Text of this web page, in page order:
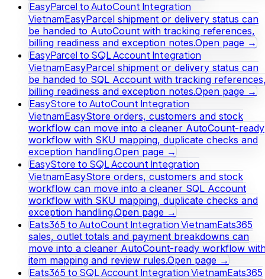
EasyParcel to AutoCount Integration
VietnamEasyParcel shipment or delivery status can
be handed to AutoCount with tracking references,
billing readiness and exception notes.Open page →
EasyParcel to SQL Account Integration
VietnamEasyParcel shipment or delivery status can
be handed to SQL Account with tracking
billing readiness and exception notes.Open page →
EasyStore to AutoCount Integration
VietnamEasyStore orders, customers and stock
workflow can move into a cleaner AutoCount-ready
workflow with SKU mapping, duplicate checks and
exception handling.Open page →
EasyStore to SQL Account Integration
VietnamEasyStore orders, customers and stock
workflow can move into a cleaner SQL Account
workflow with SKU mapping, duplicate checks and
exception handling.Open page →
Eats365 to AutoCount Integration VietnamEats365
sales, outlet totals and payment breakdowns can
move into a cleaner AutoCount-ready workflow
item mapping and review rules.Open page →
Eats365 to SQL Account Integration VietnamEats365